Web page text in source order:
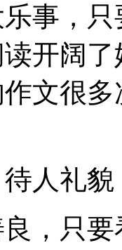
事，
开阔
文很
人礼貌
，只